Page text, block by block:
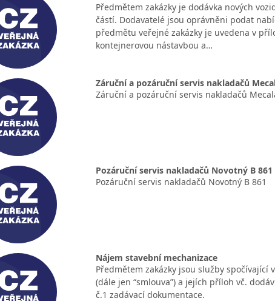
Předmětem zakázky je dodávka nových
částí. Dodavatelé jsou oprávněni podat
předmětu veřejné zakázky je uvedena v
kontejnerovou nástavbou a…
Záruční a pozáruční servis nakladačů
Záruční a pozáruční servis nakladačů
Pozáruční servis nakladačů Novotný B 861
Pozáruční servis nakladačů Novotný B 861
Nájem stavební mechanizace
Předmětem zakázky jsou služby
(dále jen “smlouva”) a jejích příloh vč.
č.1 zadávací dokumentace.